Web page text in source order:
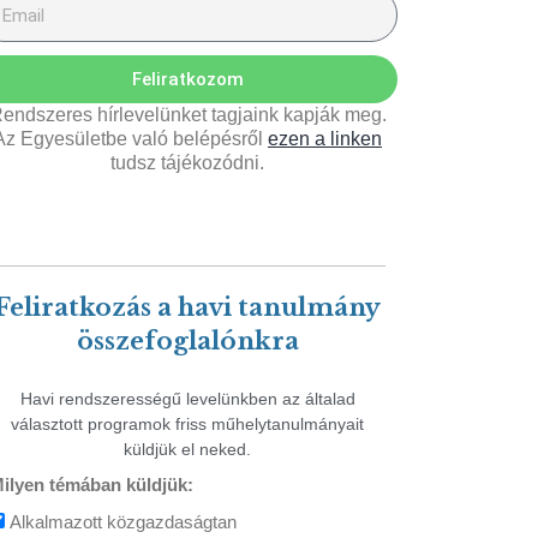
Feliratkozom
hírlevelünket tagjaink kapják meg.
Egyesületbe való belépésről ezen a linken
tudsz tájékozódni.
a havi tanulmány
összefoglalónkra
Havi rendszerességű levelünkben az általad
választott programok friss műhelytanulmányait
küldjük el neked.
témában küldjük:
Alkalmazott közgazdaságtan